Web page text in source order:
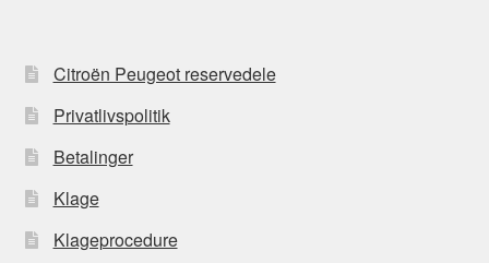
Citroën Peugeot reservedele
Privatlivspolitik
Betalinger
Klage
Klageprocedure